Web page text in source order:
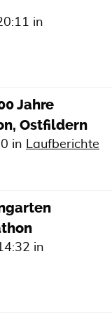
in
Jahre
Ostfildern
in Laufberichte
in